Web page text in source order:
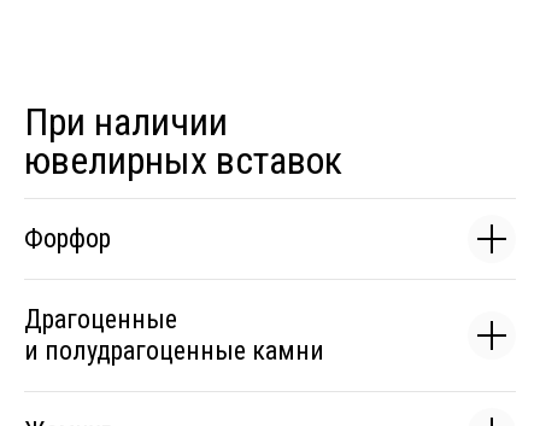
При наличии
ювелирных вставок
Форфор
Драгоценные
и полудрагоценные камни